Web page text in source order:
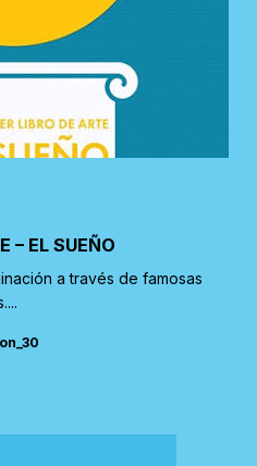
– EL SUEÑO
a través de famosas